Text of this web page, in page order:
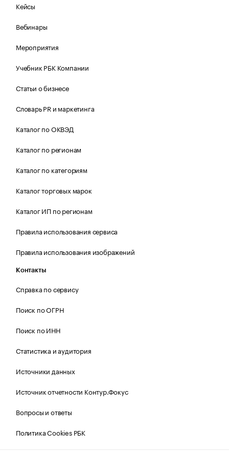
Кейсы
Вебинары
Мероприятия
Учебник РБК Компании
Статьи о бизнесе
Словарь PR и маркетинга
Каталог по ОКВЭД
Каталог по регионам
Каталог по категориям
Каталог торговых марок
Каталог ИП по регионам
Правила использования сервиса
Правила использования изображений
Контакты
Справка по сервису
Поиск по ОГРН
Поиск по ИНН
Статистика и аудитория
Источники данных
Источник отчетности Контур.Фокус
Вопросы и ответы
Политика Cookies РБК